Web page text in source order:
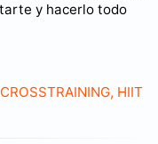
y hacerlo todo
HIIT